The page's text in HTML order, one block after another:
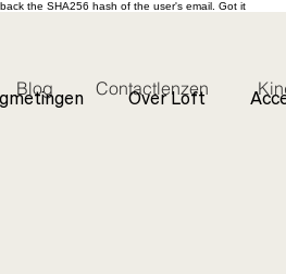
the SHA256 hash of the user's email. Got it
Over Loft
Blog Contactlenzen